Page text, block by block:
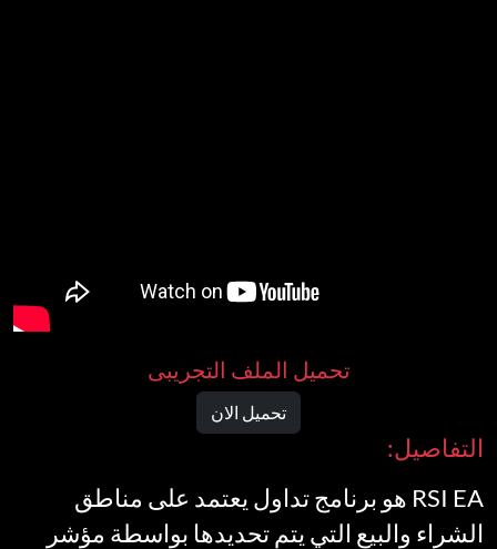
تحميل الملف التجريبى
تحميل الان
التفاصيل:
RSI EA هو برنامج تداول يعتمد على مناطق
الشراء والبيع التي يتم تحديدها بواسطة مؤشر